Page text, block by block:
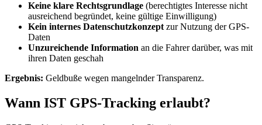
Keine klare Rechtsgrundlage (berechtigtes Interesse nicht
ausreichend begründet, keine gültige Einwilligung)
Kein internes Datenschutzkonzeptzur Nutzung der GPS-
Daten
Unzureichende Information an die Fahrer darüber, was mit
ihren Daten geschah
Ergebnis: Geldbuße wegen mangelnder Transparenz.
Wann IST GPS-Tracking erlaubt?